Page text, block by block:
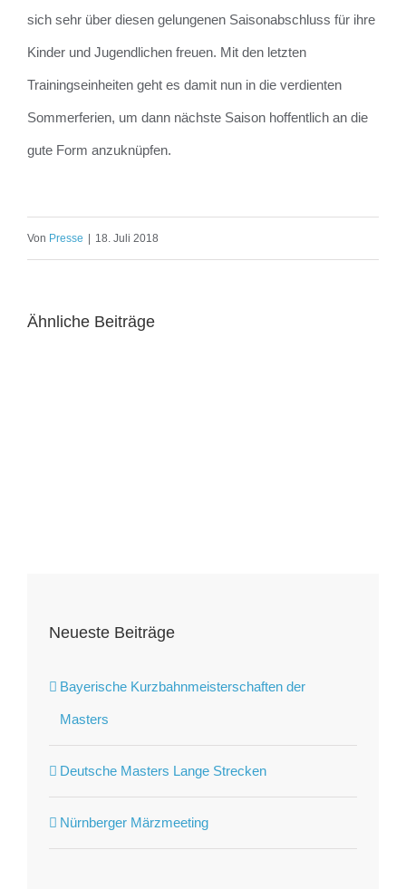
sich sehr über diesen gelungenen Saisonabschluss für ihre
Kinder und Jugendlichen freuen. Mit den letzten
Trainingseinheiten geht es damit nun in die verdienten
Sommerferien, um dann nächste Saison hoffentlich an die
gute Form anzuknüpfen.
Von Presse | 18. Juli 2018
Ähnliche Beiträge
Neueste Beiträge
Bayerische Kurzbahnmeisterschaften der
Masters
Deutsche Masters Lange Strecken
Nürnberger Märzmeeting